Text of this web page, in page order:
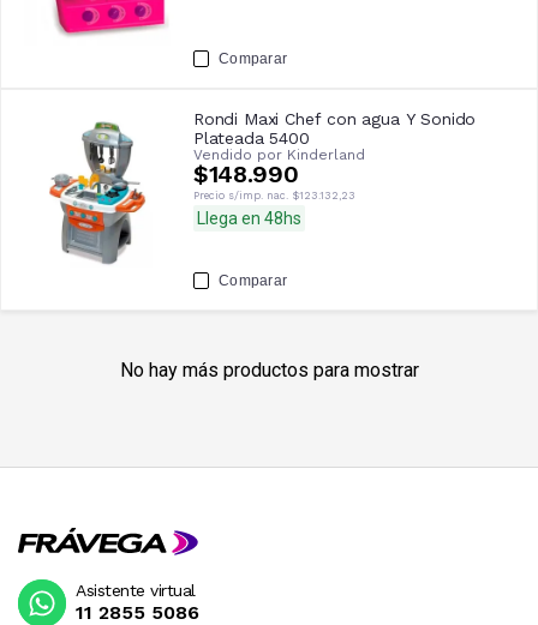
Comparar
Rondi Maxi Chef con agua Y Sonido
Plateada 5400
Vendido por Kinderland
$148.990
Precio s/imp. nac. $123.132,23
Llega en 48hs
Comparar
No hay más productos para mostrar
Asistente virtual
11 2855 5086